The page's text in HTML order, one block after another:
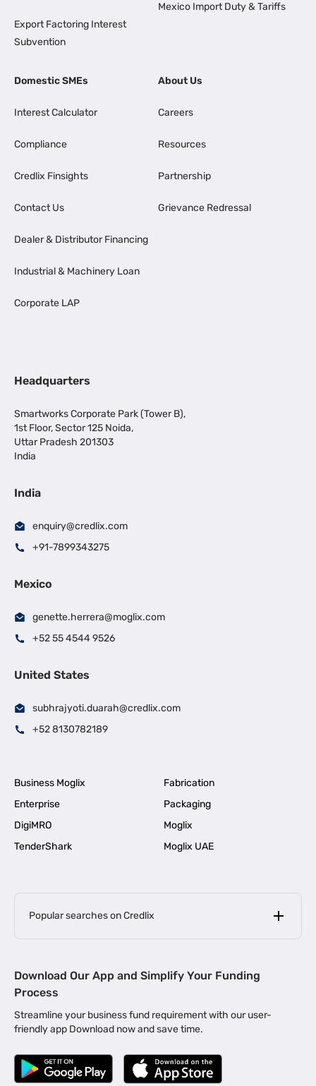
Export Factoring Interest
Subvention
Mexico Import Duty & Tariffs
Domestic SMEs
Interest Calculator
Compliance
Credlix Finsights
Contact Us
Dealer & Distributor Financing
Industrial & Machinery Loan
Corporate LAP
About Us
Careers
Resources
Partnership
Grievance Redressal
Headquarters
Smartworks Corporate Park (Tower B),
1st Floor, Sector 125 Noida,
Uttar Pradesh 201303
India
India
enquiry@credlix.com
+91-7899343275
Mexico
genette.herrera@moglix.com
+52 55 4544 9526
United States
subhrajyoti.duarah@credlix.com
+52 8130782189
Business Moglix
Fabrication
Enterprise
Packaging
DigiMRO
Moglix
TenderShark
Moglix UAE
Popular searches on Credlix
MSME Loan for Startups |
Business Loan in Kerala | Business Loan in Bengaluru |
Business Loan for Manufacturers | Business Loan in Delhi
Business Loan for Machinery Purchase |
Download Our App and Simplify Your Funding
Process
Streamline your business fund requirement with our user-
friendly app Download now and save time.